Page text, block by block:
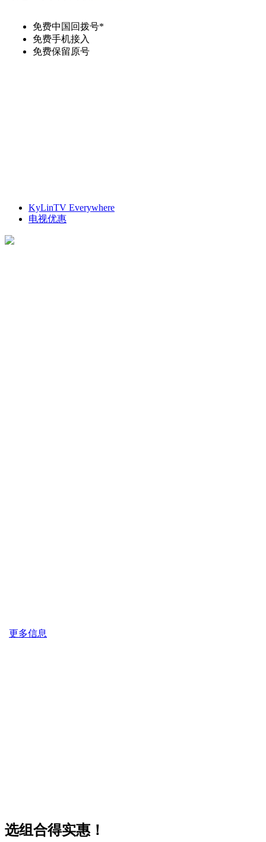
KyLinTV Everywhere
电视优惠
免费中国回拨号*
免费手机接入
免费保留原号
更多信息
选组合得实惠！